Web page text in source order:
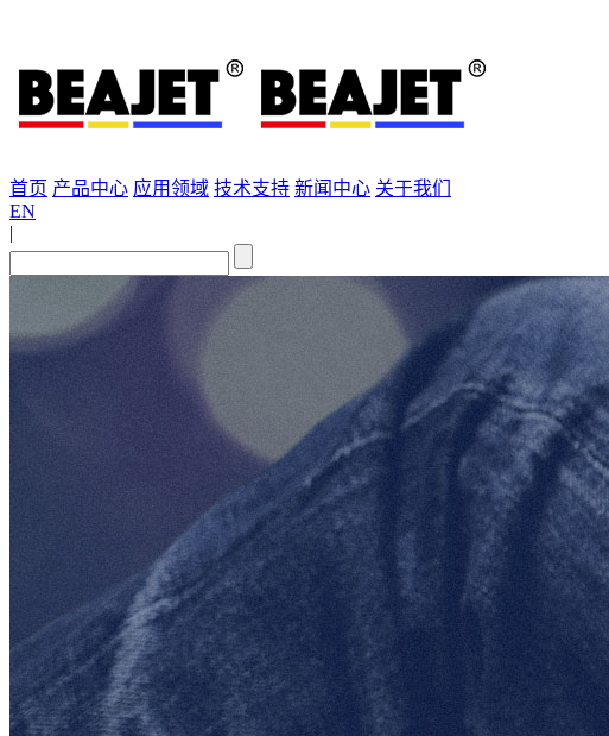
首页 产品中心 应用领域 技术支持 新闻中心 关于我们
EN
|